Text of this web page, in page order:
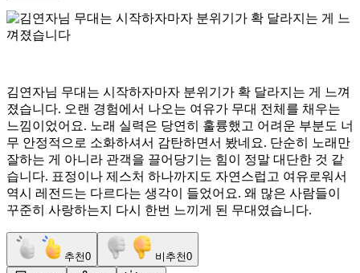
김연자님 무대는 시작하자마자 분위기가 확 달라지는 게 느껴
졌습니다. 오랜 경험에서 나오는 여유가 무대 전체를 채우는
느낌이었어요. 노래 실력은 당연히 훌륭했고 어려운 부분도 너
무 안정적으로 소화하셔서 감탄하면서 봤네요. 단순히 노래만
잘하는 게 아니라 관객을 끌어당기는 힘이 정말 대단한 것 같
습니다. 표정이나 제스처 하나까지도 자연스럽고 여유로워서
역시 레전드는 다르다는 생각이 들었어요. 왜 많은 사람들이
꾸준히 사랑하는지 다시 한번 느끼게 된 무대였습니다.
추천0 비추천0